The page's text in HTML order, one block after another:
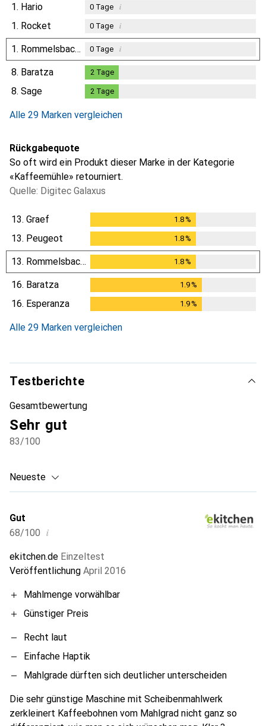
1. Hario 0Tage i
1. Rocket 0Tage i
1. Rommelsbacher 0Tage i
8. Baratza 2 Tage
8. Sage 2 Tage
Alle 29 Marken vergleichen
Rückgabequote
So oft wird ein Produkt dieser Marke in der Kategorie
«Kaffeemühle» retourniert.
Quelle: Digitec Galaxus
13. Graef 1.8%
13. Peugeot 1.8%
13. Rommelsbacher 1.8%
16. Baratza 1.9%
16. Esperanza 1.9%
Alle 29 Marken vergleichen
Testberichte
Gesamtbewertung
Sehr gut
83/100
Neueste
Gut
68/100 i
ekitchen.de Einzeltest
Veröffentlichung April 2016
Mahlmenge vorwählbar
Günstiger Preis
Recht laut
Einfache Haptik
Mahlgrade dürften sich deutlicher unterscheiden
Die sehr günstige Maschine mit Scheibenmahlwerk
zerkleinert Kaffeebohnen vom Mahlgrad nicht ganz so